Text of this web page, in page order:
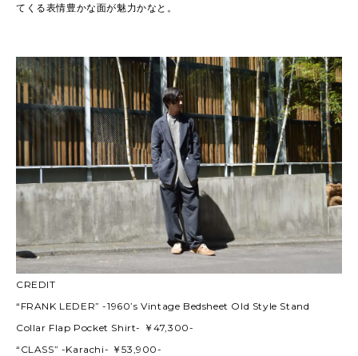
てくる表情豊かな面が魅力かなと。
CREDIT
“FRANK LEDER” -1960’s Vintage Bedsheet Old Style Stand
Collar Flap Pocket Shirt- ￥47,300-
“CLASS” -Karachi- ￥53,900-